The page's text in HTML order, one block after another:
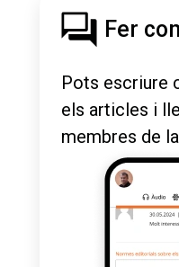
Fer
Pots escriure
els articles i
membres de